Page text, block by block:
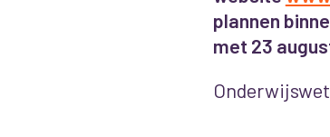
plannen
met 23